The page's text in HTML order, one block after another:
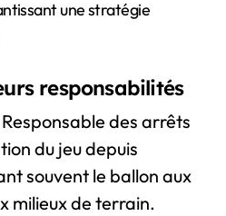
une stratégie
responsabilités
Responsable des arrêts
du jeu depuis
souvent le ballon aux
milieux de terrain.